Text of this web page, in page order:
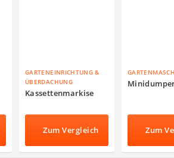
GARTENEINRICHTUNG &
ÜBERDACHUNG
Kassettenmarkise
Zum Vergleich Zum